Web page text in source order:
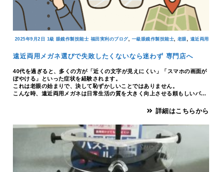
2025年9月2日 1級 眼鏡作製技能士 福田実利のブログ, 一級眼鏡作製技能士 老眼 遠近両用
遠近両用メガネ選びで失敗したくないなら迷わず 専門店へ
40代を過ぎると、多くの方が「近くの文字が見えにくい」「スマホの画面が
ぼやける」といった症状を経験されます。
これは老眼の始まりで、決して恥ずかしいことではありません。
こんな時、遠近両用メガネは日常生活の質を大きく向上させる頼もしいパ…
詳細はこちらから